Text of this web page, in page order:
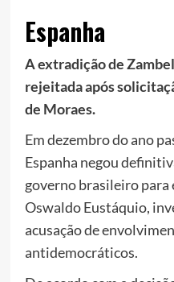
Espanha
A extradição de
rejeitada após
de Moraes.
Em dezembro do ano
Espanha negou
governo brasileiro
Oswaldo Eustáquio,
acusação de
antidemocráticos.